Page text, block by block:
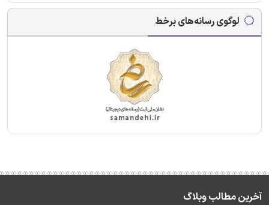
لوگوی رسانه‌های برخط
آخرین مطالب وبلاگ